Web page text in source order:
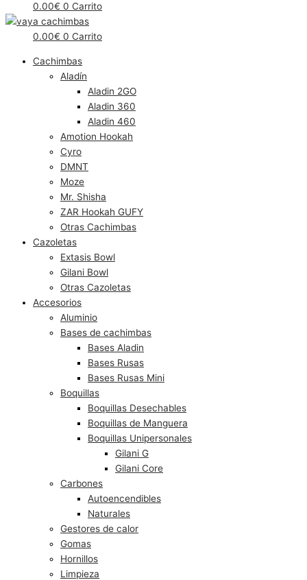
0.00€ 0 Carrito
0.00€ 0 Carrito
Cachimbas
Aladín
Aladin 2GO
Aladin 360
Aladin 460
Amotion Hookah
Cyro
DMNT
Moze
Mr. Shisha
ZAR Hookah GUFY
Otras Cachimbas
Cazoletas
Extasis Bowl
Gilani Bowl
Otras Cazoletas
Accesorios
Aluminio
Bases de cachimbas
Bases Aladin
Bases Rusas
Bases Rusas Mini
Boquillas
Boquillas Desechables
Boquillas de Manguera
Boquillas Unipersonales
Gilani G
Gilani Core
Carbones
Autoencendibles
Naturales
Gestores de calor
Gomas
Hornillos
Limpieza